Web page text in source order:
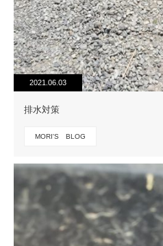
2021.06.03
排水対策
MORI'S BLOG